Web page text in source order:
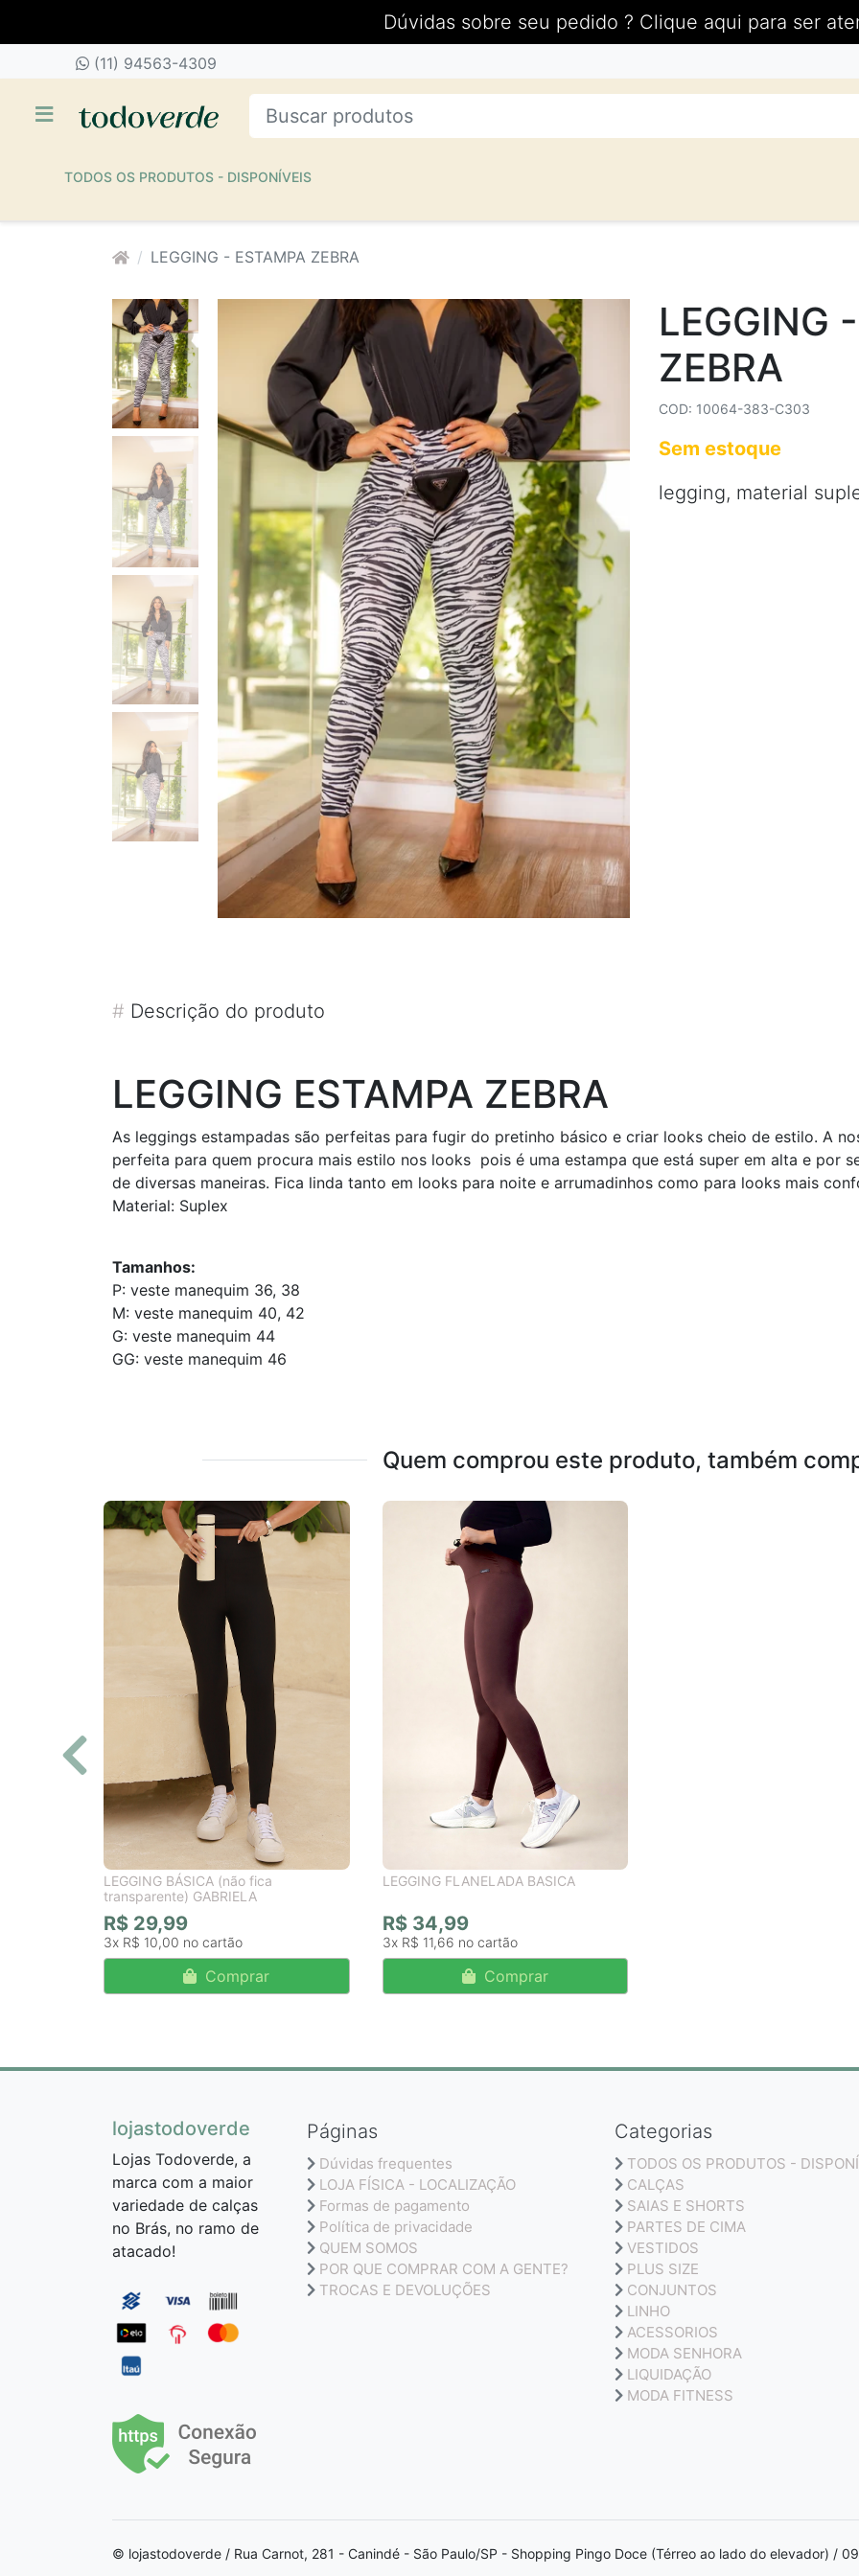
Dúvidas sobre seu pedido ? Clique aqui para ser
(11) 94563-4309
TODOS OS PRODUTOS - DISPONÍVEIS
LEGGING - ESTAMPA ZEBRA
LEGGING
ZEBRA
COD: 10064-383-C303
Sem estoque
legging, material
# Descrição do produto
LEGGING ESTAMPA ZEBRA
As leggings estampadas são perfeitas para fugir do pretinho básico e criar looks cheio de estilo. A
perfeita para quem procura mais estilo nos looks pois é uma estampa que está super em alta e por
de diversas maneiras. Fica linda tanto em looks para noite e arrumadinhos como para looks mais
Material: Suplex
Tamanhos:
P: veste manequim 36, 38
M: veste manequim 40, 42
G: veste manequim 44
GG: veste manequim 46
Quem comprou este produto, também
LEGGING BÁSICA (não fica
transparente) GABRIELA
R$ 29,99
3x R$ 10,00
Comprar
LEGGING FLANELADA BASICA
R$ 34,99
3x R$ 11,66
Comprar
Páginas
Dúvidas frequentes
LOJA FÍSICA - LOCALIZAÇÃO
Formas de pagamento
Política de privacidade
QUEM SOMOS
POR QUE COMPRAR COM A GENTE?
TROCAS E DEVOLUÇÕES
Categorias
TODOS OS PRODUTOS -
CALÇAS
SAIAS E SHORTS
PARTES DE CIMA
VESTIDOS
PLUS SIZE
CONJUNTOS
LINHO
ACESSORIOS
MODA SENHORA
LIQUIDAÇÃO
MODA FITNESS
lojastodoverde
Lojas Todoverde, a
marca com a maior
variedade de calças
no Brás, no ramo de
atacado!
© lojastodoverde / Rua Carnot, 281 - Canindé - São Paulo/SP - Shopping Pingo Doce (Térreo ao lado do elevador) /